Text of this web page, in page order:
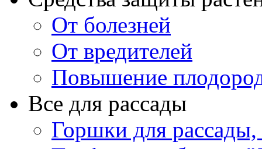
От болезней
От вредителей
Повышение
Все для рассады
Горшки для рассады,